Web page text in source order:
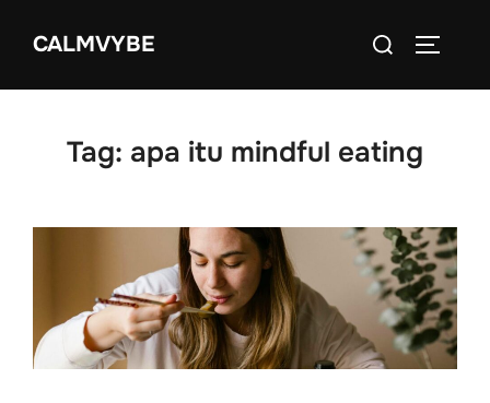
CALMVYBE
Search
Tag: apa itu mindful eating